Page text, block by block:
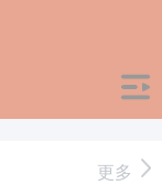
更多